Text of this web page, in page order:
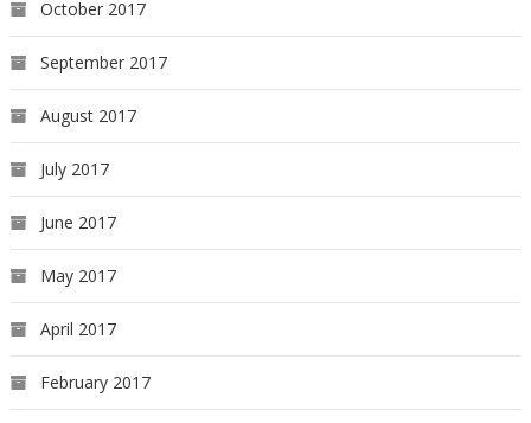
October 2017
September 2017
August 2017
July 2017
June 2017
May 2017
April 2017
February 2017